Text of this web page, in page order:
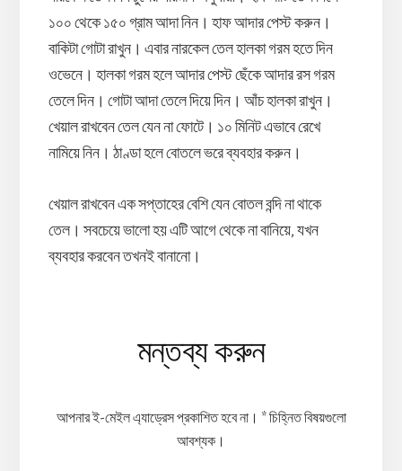
১০০ থেকে ১৫০ গ্রাম আদা নিন। হাফ আদার পেস্ট করুন।
বাকিটা গোটা রাখুন। এবার নারকেল তেল হালকা গরম হতে দিন
ওভেনে। হালকা গরম হলে আদার পেস্ট ছেঁকে আদার রস গরম
তেলে দিন। গোটা আদা তেলে দিয়ে দিন। আঁচ হালকা রাখুন।
খেয়াল রাখবেন তেল যেন না ফোটে। ১০ মিনিট এভাবে রেখে
নামিয়ে নিন। ঠাণ্ডা হলে বোতলে ভরে ব্যবহার করুন।
খেয়াল রাখবেন এক সপ্তাহের বেশি যেন বোতল বন্দি না থাকে
তেল। সবচেয়ে ভালো হয় এটি আগে থেকে না বানিয়ে, যখন
ব্যবহার করবেন তখনই বানানো।
Interactions
মন্তব্য করুন
আপনার ই-মেইল এ্যাড্রেস প্রকাশিত হবে না। *চিহ্নিত বিষয়গুলো
আবশ্যক।